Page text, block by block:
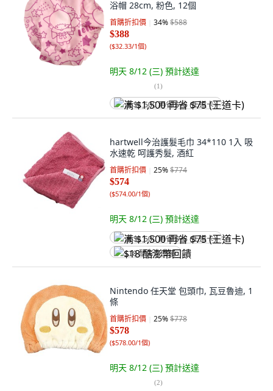
浴帽 28cm, 粉色, 12個
首購折扣價 34%$588
$388
($32.33/1個)
明天 8/12 (三) 預計送達
(1)
满 $1,500 再省 $75 (王道卡)
hartwell今治護髮毛巾 34*110 1入 吸
水速乾 呵護秀髮, 酒紅
首購折扣價 25%$774
$574
($574.00/1個)
明天 8/12 (三) 預計送達
满 $1,500 再省 $75 (王道卡)
$18 酷澎幣回饋
Nintendo 任天堂 包頭巾, 瓦豆魯迪, 1
條
首購折扣價 25%$778
$578
($578.00/1個)
明天 8/12 (三) 預計送達
(2)